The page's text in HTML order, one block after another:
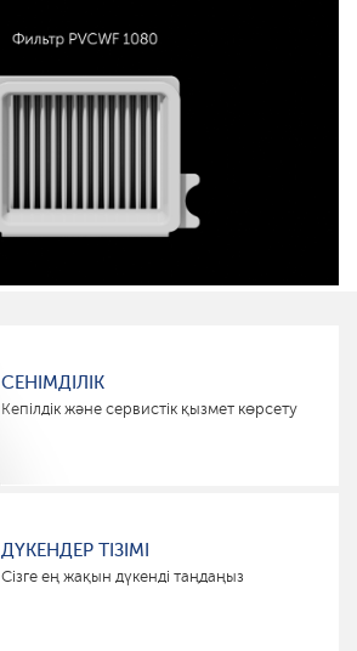
СЕНІМДІЛІК
Кепілдік және сервистік қызмет көрсету
ДҮКЕНДЕР ТІЗІМІ
Сізге ең жақын дүкенді таңдаңыз